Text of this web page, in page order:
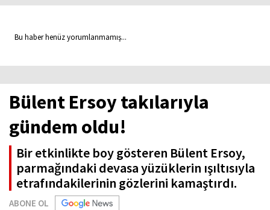
Bu haber henüz yorumlanmamış...
Bülent Ersoy takılarıyla
gündem oldu!
Bir etkinlikte boy gösteren Bülent Ersoy,
parmağındaki devasa yüzüklerin ışıltısıyla
etrafındakilerinin gözlerini kamaştırdı.
ABONE OL